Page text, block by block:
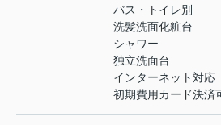
バス・トイレ別
洗髪洗面化粧台
シャワー
独立洗面台
インターネット対応
初期費用カード決済